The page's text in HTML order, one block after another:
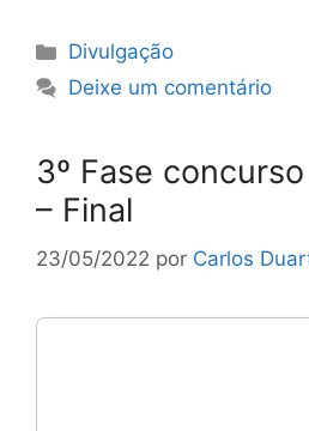
Categorias
Divulgação
Deixe um comentário
3º Fase
– Final
23/05/2022 por Carlos